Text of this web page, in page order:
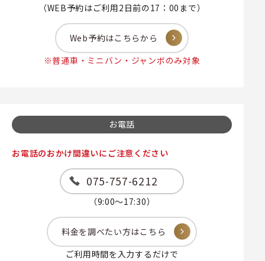
（WEB予約はご利用2日前の17：00まで）
Web予約はこちらから
※普通車・ミニバン・ジャンボのみ対象
お電話
お電話のおかけ間違いにご注意ください
075-757-6212
（9:00～17:30）
料金を調べたい方はこちら
ご利用時間を入力するだけで